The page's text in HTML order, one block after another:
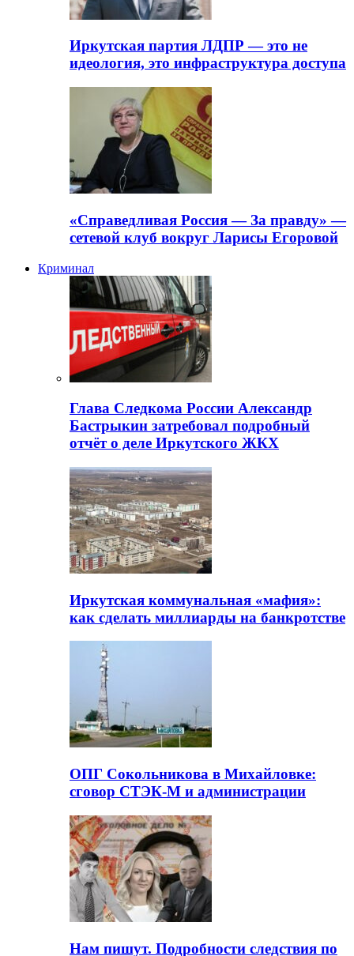
Иркутская партия ЛДПР — это не
идеология, это инфраструктура доступа
«Справедливая Россия — За правду» —
сетевой клуб вокруг Ларисы Егоровой
Криминал
Глава Следкома России Александр
Бастрыкин затребовал подробный
отчёт о деле Иркутского ЖКХ
Иркутская коммунальная «мафия»:
как сделать миллиарды на банкротстве
ОПГ Сокольникова в Михайловке:
сговор СТЭК-М и администрации
Нам пишут. Подробности следствия по